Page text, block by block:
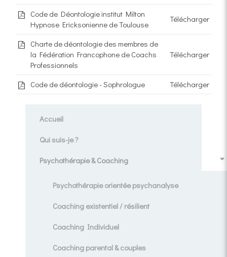
Code de Déontologie institut Milton
Hypnose Ericksonienne de Toulouse
Télécharger
Charte de déontologie des membres de
la Fédération Francophone de Coachs
Professionnels
Télécharger
Code de déontologie - Sophrologue Télécharger
Accueil
Qui suis-je ?
Psychothérapie & Coaching
Psychothérapie orientée psychanalyse
Coaching existentiel / résilient
Coaching Individuel
Coaching parental & couples